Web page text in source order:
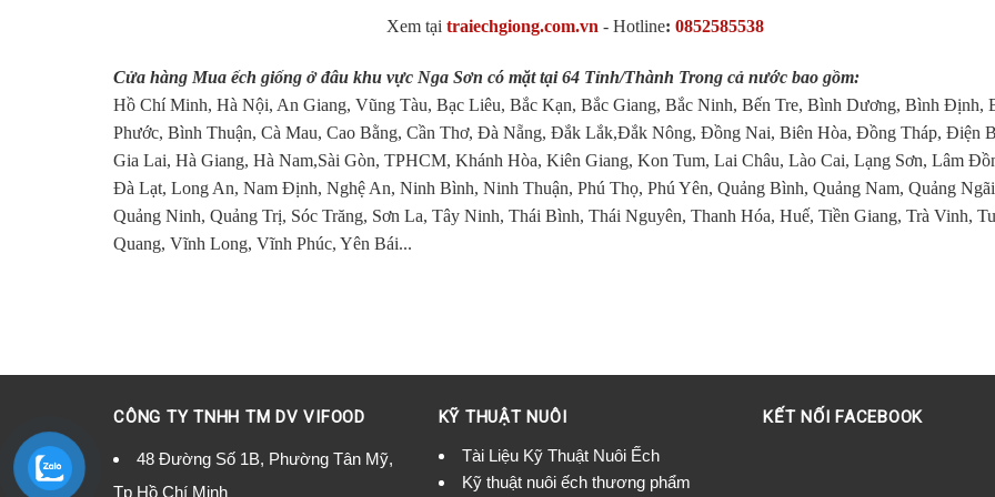
Xem tại traiechgiong.com.vn - Hotline: 0852585538
Cửa hàng Mua ếch giống ở đâu khu vực Nga Sơn có mặt tại 64 Tỉnh/Thành Trong cả nước bao gồm:
Hồ Chí Minh, Hà Nội, An Giang, Vũng Tàu, Bạc Liêu, Bắc Kạn, Bắc Giang, Bắc Ninh, Bến Tre, Bình Dương, Bình Định,
Phước, Bình Thuận, Cà Mau, Cao Bằng, Cần Thơ, Đà Nẵng, Đắk Lắk,Đắk Nông, Đồng Nai, Biên Hòa, Đồng Tháp, Điện
Gia Lai, Hà Giang, Hà Nam,Sài Gòn, TPHCM, Khánh Hòa, Kiên Giang, Kon Tum, Lai Châu, Lào Cai, Lạng Sơn, Lâm
Đà Lạt, Long An, Nam Định, Nghệ An, Ninh Bình, Ninh Thuận, Phú Thọ, Phú Yên, Quảng Bình, Quảng Nam, Quảng
Quảng Ninh, Quảng Trị, Sóc Trăng, Sơn La, Tây Ninh, Thái Bình, Thái Nguyên, Thanh Hóa, Huế, Tiền Giang, Trà Vinh,
Quang, Vĩnh Long, Vĩnh Phúc, Yên Bái...
CÔNG TY TNHH TM DV VIFOOD
48 Đường Số 1B, Phường Tân Mỹ,
Tp Hồ Chí Minh
KỸ THUẬT NUÔI
Tài Liệu Kỹ Thuật Nuôi Ếch
Kỹ thuật nuôi ếch thương phẩm
KẾT NỐI FACEBOOK